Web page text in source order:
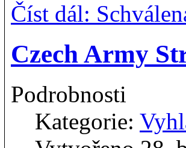
Číst dál:
Czech Army
Podrobnosti
Kategorie: